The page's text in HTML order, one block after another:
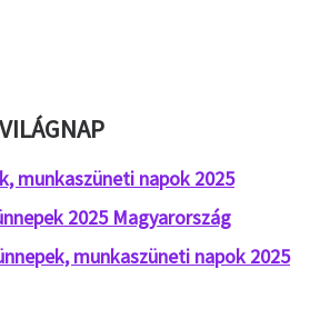
munkaszüneti napok 2025
2025 Magyarország
munkaszüneti napok 2025